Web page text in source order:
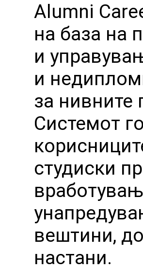
Alumni
на база на
и
и
за нивните
Системот
студиски
вештини,
настани.